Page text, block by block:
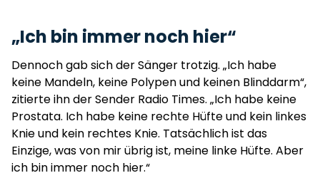
„Ich bin immer noch hier“
Dennoch gab sich der Sänger trotzig. „Ich habe
keine Mandeln, keine Polypen und keinen Blinddarm“,
zitierte ihn der Sender Radio Times. „Ich habe keine
Prostata. Ich habe keine rechte Hüfte und kein linkes
Knie und kein rechtes Knie. Tatsächlich ist das
Einzige, was von mir übrig ist, meine linke Hüfte. Aber
ich bin immer noch hier.“